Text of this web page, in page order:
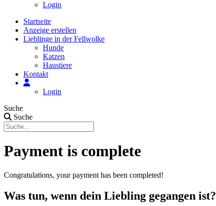
Login
Startseite
Anzeige erstellen
Lieblinge in der Fellwolke
Hunde
Katzen
Haustiere
Kontakt
Login
Suche
Suche
Payment is complete
Congratulations, your payment has been completed!
Was tun, wenn dein Liebling gegangen ist?